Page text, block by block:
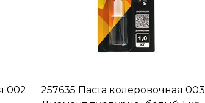
002
257635 Паста колеровочная 003